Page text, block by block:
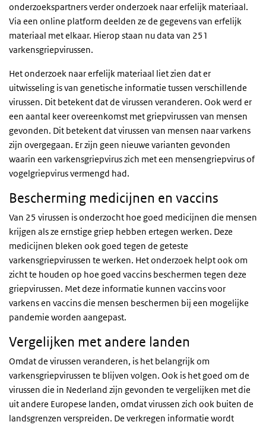
onderzoekspartners verder onderzoek naar erfelijk materiaal.
Via een online platform deelden ze de gegevens van erfelijk
materiaal met elkaar. Hierop staan nu data van 251
varkensgriepvirussen.
Het onderzoek naar erfelijk materiaal liet zien dat er
uitwisseling is van genetische informatie tussen verschillende
virussen. Dit betekent dat de virussen veranderen. Ook werd er
een aantal keer overeenkomst met griepvirussen van mensen
gevonden. Dit betekent dat virussen van mensen naar varkens
zijn overgegaan. Er zijn geen nieuwe varianten gevonden
waarin een varkensgriepvirus zich met een mensengriepvirus of
vogelgriepvirus vermengd had.
Bescherming medicijnen en vaccins
Van 25 virussen is onderzocht hoe goed medicijnen die mensen
krijgen als ze ernstige griep hebben ertegen werken. Deze
medicijnen bleken ook goed tegen de geteste
varkensgriepvirussen te werken. Het onderzoek helpt ook om
zicht te houden op hoe goed vaccins beschermen tegen deze
griepvirussen. Met deze informatie kunnen vaccins voor
varkens en vaccins die mensen beschermen bij een mogelijke
pandemie worden aangepast.
Vergelijken met andere landen
Omdat de virussen veranderen, is het belangrijk om
varkensgriepvirussen te blijven volgen. Ook is het goed om de
virussen die in Nederland zijn gevonden te vergelijken met die
uit andere Europese landen, omdat virussen zich ook buiten de
landsgrenzen verspreiden. De verkregen informatie wordt